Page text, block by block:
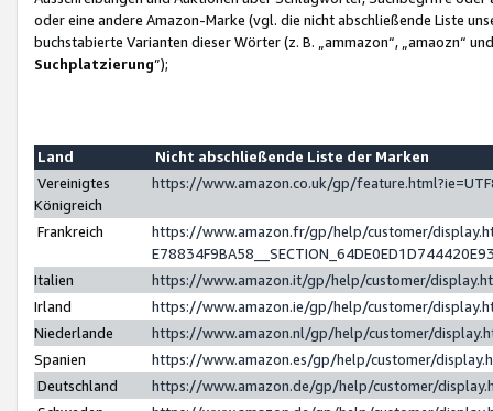
oder eine andere Amazon-Marke (vgl. die nicht abschließende Liste
buchstabierte Varianten dieser Wörter (z. B. „ammazon“, „amaozn“
Suchplatzierung”);
Land
Nicht abschließende Liste der Marken
Vereinigtes
Königreich
https://www.amazon.co.uk/gp/
Frankreich
https://www.amazon.fr/gp/help/customer/
Italien
https://www.amazon.it/gp/help/customer/
Irland
https://www.amazon.ie/gp/help/customer/
Niederlande
https://www.amazon.nl/gp/help/customer/
Spanien
https://www.amazon.es/gp/help/customer/
Deutschland
https://www.amazon.de/gp/help/customer/